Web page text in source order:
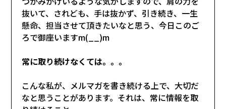
抜いて、されども、手は抜かず、引き続き、一生
懸命、担当させて頂きたいなと思う、今日このご
ろで御座いますm(__)m
常に取り続けなくては。。。
こんな私が、メルマガを書き続ける上で、大切だ
なと思うことがあります。それは、常に情報を取